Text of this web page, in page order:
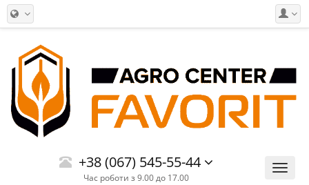
Меню
+38 (067) 545-55-44
Час роботи з 9.00 до 17.00